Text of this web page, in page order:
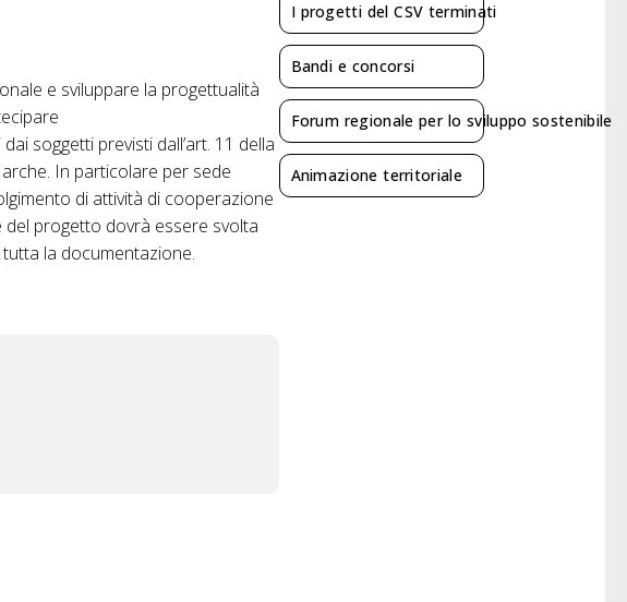
e sviluppare la progettualità
soggetti previsti dall’art. 11 della
In particolare per sede
di attività di cooperazione
progetto dovrà essere svolta
la documentazione.
I progetti del CSV terminati
Bandi e concorsi
Forum regionale per lo sviluppo sostenibile
Animazione territoriale